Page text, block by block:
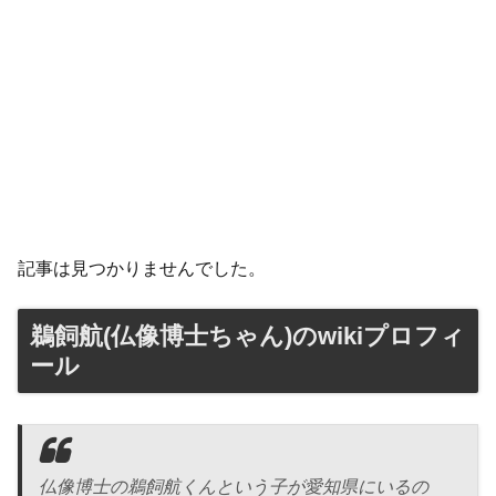
記事は見つかりませんでした。
鵜飼航(仏像博士ちゃん)のwikiプロフィ
ール
仏像博士の鵜飼航くんという子が愛知県にいるの